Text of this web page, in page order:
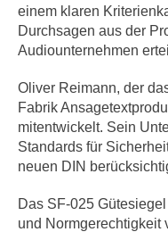
einem klaren
Durchsagen aus der
Audiounternehmen
Oliver Reimann, der
Fabrik
mitentwickelt. Sein
Standards für
neuen DIN
Das SF-025
und Normgerechtigkeit